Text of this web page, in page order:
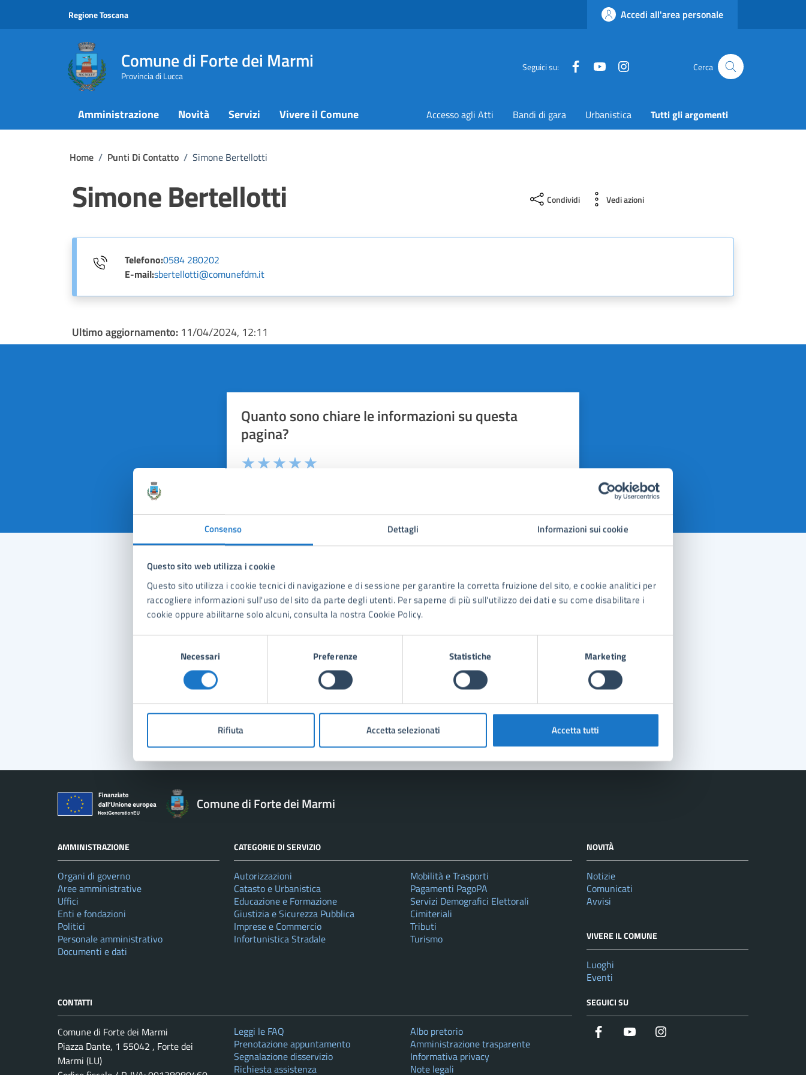
Consenso Dettagli Informazioni sui cookie
Questo sito web utilizza i cookie
Questo sito utilizza i cookie tecnici di navigazione e di sessione per garantire la corretta fruizione del sito, e cookie analitici per
raccogliere informazioni sull'uso del sito da parte degli utenti. Per saperne di più sull'utilizzo dei dati e su come disabilitare i
cookie oppure abilitarne solo alcuni, consulta la nostra Cookie Policy.
Necessari Preferenze Statistiche Marketing
Rifiuta Accetta selezionati Accetta tutti
Regione Toscana Accedi all'area personale
Comune di Forte dei Marmi
Provincia di Lucca
Seguici su: FacebookYouTube Cerca
Amministrazione Novità Servizi Vivere il Comune Accesso agli Atti Bandi di gara Urbanistica Tutti gli argomenti
Home / Punti Di Contatto / Simone Bertellotti
Simone Bertellotti Condividi Vedi azioni
Telefono:0584 280202
E-mail:sbertellotti@comunefdm.it
Ultimo aggiornamento: 11/04/2024, 12:11
Quanto sono chiare le informazioni su questa
pagina?
Contatta il comune
Leggi le domande frequenti
Richiedi assistenza
Prenota appuntamento
Problemi in città
Segnala disservizio
Comune di Forte dei Marmi
AMMINISTRAZIONE
Organi di governo
Aree amministrative
Uffici
Enti e fondazioni
Politici
Personale amministrativo
Documenti e dati
CATEGORIE DI SERVIZIO
Autorizzazioni
Catasto e Urbanistica
Educazione e Formazione
Giustizia e Sicurezza Pubblica
Imprese e Commercio
Infortunistica Stradale
Mobilità e Trasporti
Pagamenti PagoPA
Servizi Demografici Elettorali
Cimiteriali
Tributi
Turismo
NOVITÀ
Notizie
Comunicati
Avvisi
VIVERE IL COMUNE
Luoghi
Eventi
CONTATTI
Comune di Forte dei Marmi
Piazza Dante, 1 55042 , Forte dei
Marmi (LU)
Leggi le FAQ
Prenotazione appuntamento
Segnalazione disservizio
Richiesta assistenza
Albo pretorio
Amministrazione trasparente
Informativa privacy
Note legali
SEGUICI SU
Facebook YouTube